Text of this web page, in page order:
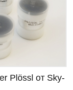
Plössl от Sky-